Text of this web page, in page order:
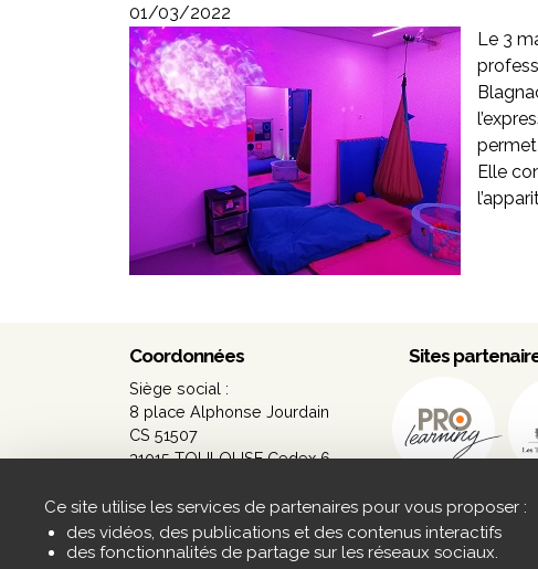
01/03/2022
Le 3
Elle
Coordonnées
Siège social :
8 place Alphonse Jourdain
CS 51507
31015 TOULOUSE Cedex 6
siege-social@agapei.asso.fr
Sites
Ce site utilise les services de partenaires pour vous proposer :
des vidéos, des publications et des contenus interactifs
des fonctionnalités de partage sur les réseaux sociaux.